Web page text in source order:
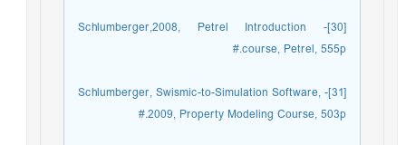
[30]- Schlumberger,2008, Petrel Introduction
course, Petrel, 555p.#
[31]- Schlumberger, Swismic-to-Simulation Software,
2009, Property Modeling Course, 503p.#